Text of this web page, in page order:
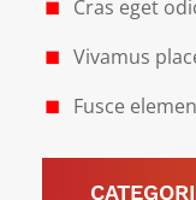
Cras eget
Vivamus
Fusce